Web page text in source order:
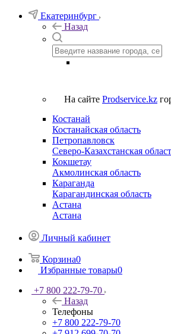
Екатеринбург
Назад
На сайте Prodservice.kz
Костанай
Костанайская область
Петропавловск
Северо-Казахстанская
Кокшетау
Акмолинская область
Караганда
Карагандинская область
Астана
Астана
Личный кабинет
Корзина0
Избранные товары0
+7 800 222-79-70
Назад
Телефоны
+7 800 222-79-70